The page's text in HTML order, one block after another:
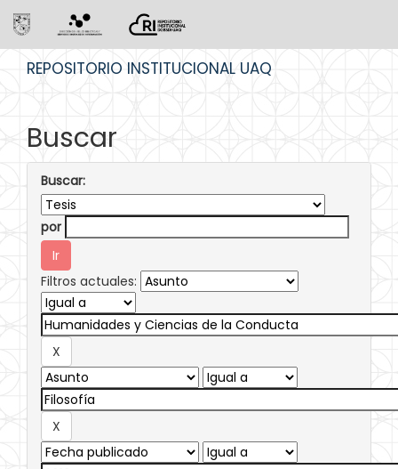
REPOSITORIO INSTITUCIONAL UAQ
Buscar
Buscar:
por
Filtros actuales: